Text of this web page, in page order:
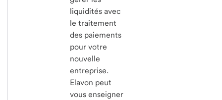
liquidités avec
le traitement
des paiements
pour votre
nouvelle
entreprise.
Elavon peut
vous enseigner